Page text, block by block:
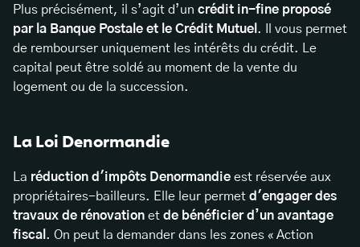
Plus précisément, il s’agit d’un crédit in-fine proposé
par la Banque Postale et le Crédit Mutuel . Il vous permet
de rembourser uniquement les intérêts du crédit. Le
capital peut être soldé au moment de la vente du
logement ou de la succession.
La Loi Denormandie
La réduction d'impôts Denormandie est réservée aux
propriétaires-bailleurs. Elle leur permet d'engager des
travaux de rénovation et de bénéficier d’un avantage
fiscal . On peut la demander dans les zones « Action